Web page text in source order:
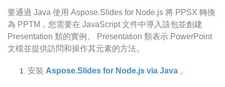
要通過 Java 使用 Aspose.Slides for Node.js 將 PPSX 轉換
為 PPTM，您需要在 JavaScript 文件中導入該包並創建
Presentation 類的實例。 Presentation 類表示 PowerPoint
文檔並提供訪問和操作其元素的方法。
安裝 Aspose.Slides for Node.js via Java 。